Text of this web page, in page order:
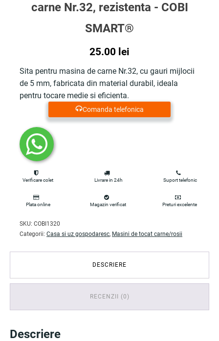
carne Nr.32, rezistenta - COBI
SMART®
25.00 lei
Sita pentru masina de carne Nr.32, cu gauri mijlocii
de 5 mm, fabricata din material durabil, ideala
pentru tocare medie si eficienta.
Comanda telefonica
Verificare colet Livrare in 24h Suport telefonic
Plata online Magazin verificat Preturi excelente
SKU: COBI1320
Categorii: Casa si uz gospodaresc, Masini de tocat carne/rosii
DESCRIERE
RECENZII (0)
Descriere